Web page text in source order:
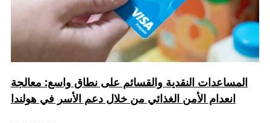
المساعدات النقدية والقسائم على نطاق واسع: معالجة
انعدام الأمن الغذائي من خلال دعم الأسر في هولندا